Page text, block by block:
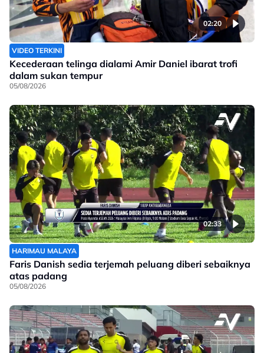
02:20
VIDEO TERKINI
Kecederaan telinga dialami Amir Daniel ibarat trofi
dalam sukan tempur
05/08/2026
02:33
HARIMAU MALAYA
Faris Danish sedia terjemah peluang diberi sebaiknya
atas padang
05/08/2026